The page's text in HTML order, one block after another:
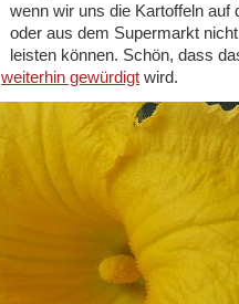
wenn wir uns die Kartoffeln auf
oder aus dem Supermarkt
leisten können. Schön, dass
weiterhin gewürdigt wird.